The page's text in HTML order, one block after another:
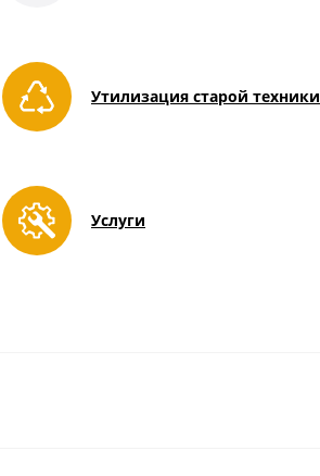
Утилизация старой техники
Услуги